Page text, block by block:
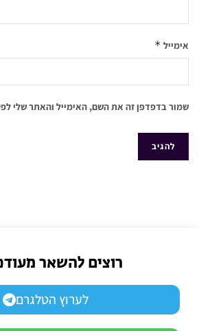
אימייל *
שמור בדפדפן זה את השם, האימייל והאתר שלי
רוצים להשאר
לערוץ הטלגרם